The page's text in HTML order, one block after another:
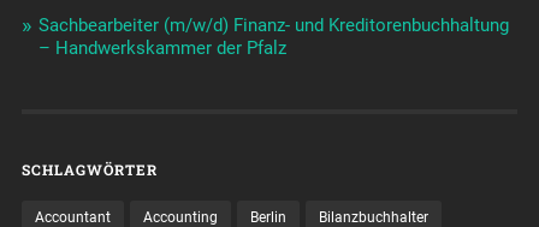
Sachbearbeiter (m/w/d) Finanz- und Kreditorenbuchhaltung
– Handwerkskammer der Pfalz
SCHLAGWÖRTER
Accountant Accounting Berlin Bilanzbuchhalter